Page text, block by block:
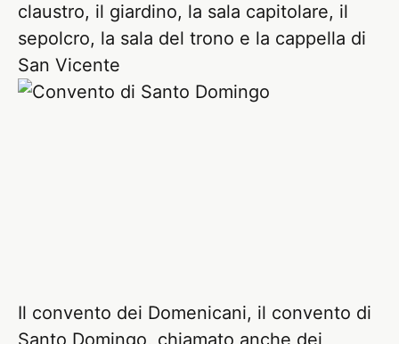
claustro, il giardino, la sala capitolare, il
sepolcro, la sala del trono e la cappella di
San Vicente
Il convento dei Domenicani, il convento di